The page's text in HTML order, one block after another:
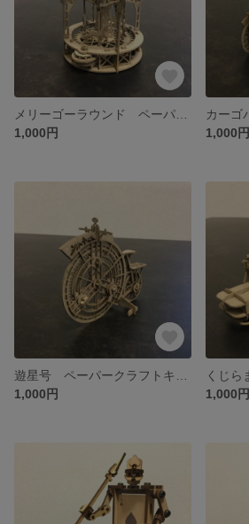
1,000円
1,000円
1,000円
1,000円